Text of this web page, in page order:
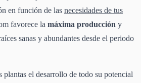
en función de las necesidades de tus
favorece la máxima producción y
sanas y abundantes desde el periodo
el desarrollo de todo su potencial